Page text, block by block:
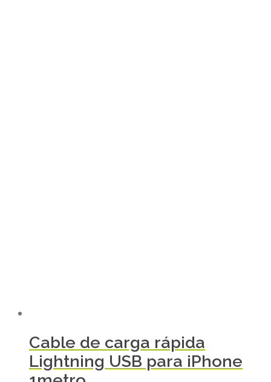
Cable de carga rápida
Lightning USB para iPhone